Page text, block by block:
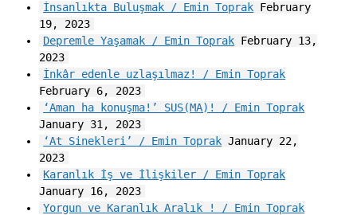
İnsanlıkta Buluşmak / Emin Toprak February
19, 2023
Depremle Yaşamak / Emin Toprak February 13,
2023
İnkâr edenle uzlaşılmaz! / Emin Toprak
February 6, 2023
‘Aman ha konuşma!’ SUS(MA)! / Emin Toprak
January 31, 2023
‘At Sinekleri’ / Emin Toprak January 22,
2023
Karanlık İş ve İlişkiler / Emin Toprak
January 16, 2023
Yorgun ve Karanlık Aralık ! / Emin Toprak